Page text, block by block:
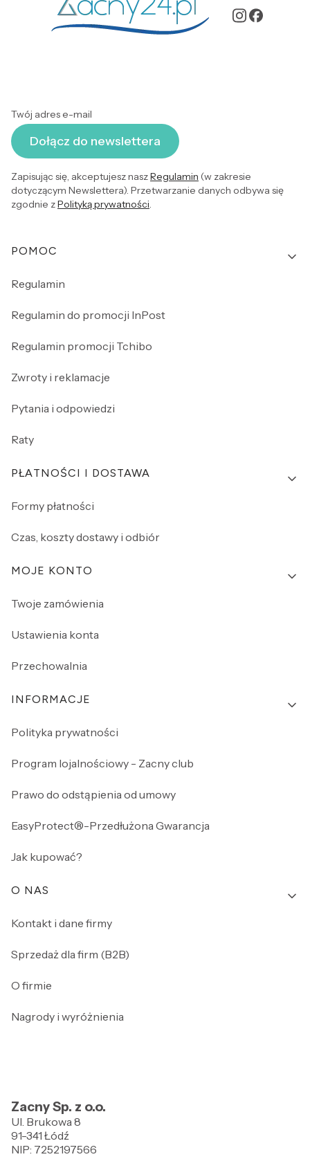
Twój adres e-mail
Dołącz do newslettera
Zapisując się, akceptujesz naszRegulamin (w zakresie
dotyczącym Newslettera). Przetwarzanie danych odbywa się
zgodnie zPolityką prywatności.
Linki w stopce
POMOC
Regulamin
Regulamin do promocji InPost
Regulamin promocji Tchibo
Zwroty i reklamacje
Pytania i odpowiedzi
Raty
PŁATNOŚCI I DOSTAWA
Formy płatności
Czas, koszty dostawy i odbiór
MOJE KONTO
Twoje zamówienia
Ustawienia konta
Przechowalnia
INFORMACJE
Polityka prywatności
Program lojalnościowy - Zacny club
Prawo do odstąpienia od umowy
EasyProtect®-Przedłużona Gwarancja
Jak kupować?
O NAS
Kontakt i dane firmy
Sprzedaż dla firm (B2B)
O firmie
Nagrody i wyróżnienia
Zacny Sp. z o.o.
Ul. Brukowa 8
91-341 Łódź
NIP: 7252197566